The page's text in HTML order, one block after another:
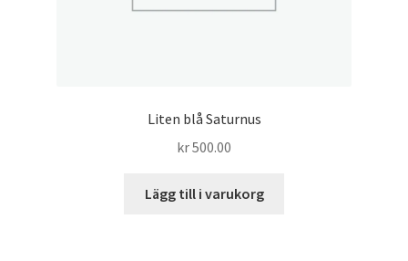
Liten blå Saturnus
kr500.00
Lägg till i varukorg